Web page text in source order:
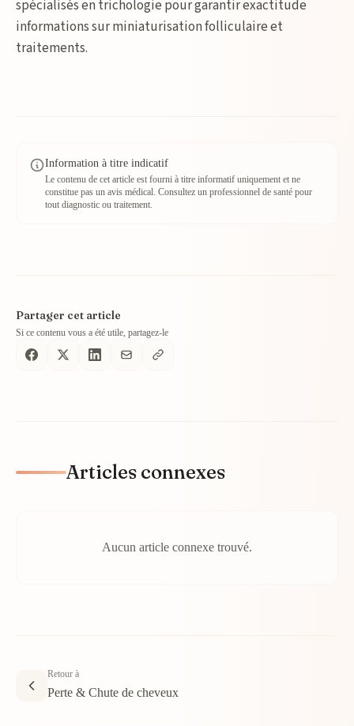
spécialisés en trichologie pour garantir exactitude
informations sur miniaturisation folliculaire et
traitements.
Information à titre indicatif
Le contenu de cet article est fourni à titre informatif uniquement et ne
constitue pas un avis médical. Consultez un professionnel de santé pour
tout diagnostic ou traitement.
Partager cet article
Si ce contenu vous a été utile, partagez-le
Articles connexes
Aucun article connexe trouvé.
Retour à
Perte & Chute de cheveux